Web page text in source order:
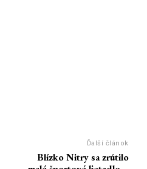
Ďalší článok
Blízko Nitry sa zrútilo